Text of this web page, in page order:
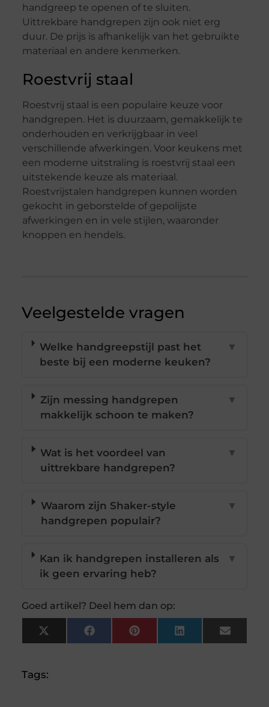
handgreep te openen of te sluiten.
Uittrekbare handgrepen zijn ook niet erg
duur. De prijs is afhankelijk van het gebruikte
materiaal en andere kenmerken.
Roestvrij staal
Roestvrij staal is een populaire keuze voor
handgrepen. Het is duurzaam, gemakkelijk te
onderhouden en verkrijgbaar in veel
verschillende afwerkingen. Voor keukens met
een moderne uitstraling is roestvrij staal een
uitstekende keuze als materiaal.
Roestvrijstalen handgrepen kunnen worden
gekocht in geborstelde of gepolijste
afwerkingen en in vele stijlen, waaronder
knoppen en hendels.
Veelgestelde vragen
Welke handgreepstijl past het
beste bij een moderne keuken?
▼
Zijn messing handgrepen
makkelijk schoon te maken?
▼
Wat is het voordeel van
uittrekbare handgrepen?
▼
Waarom zijn Shaker-style
handgrepen populair?
▼
Kan ik handgrepen installeren als
ik geen ervaring heb?
▼
Goed artikel? Deel hem dan op:
X
(Twitter)
FacebookPinterestLinkedInEmail
Tags: